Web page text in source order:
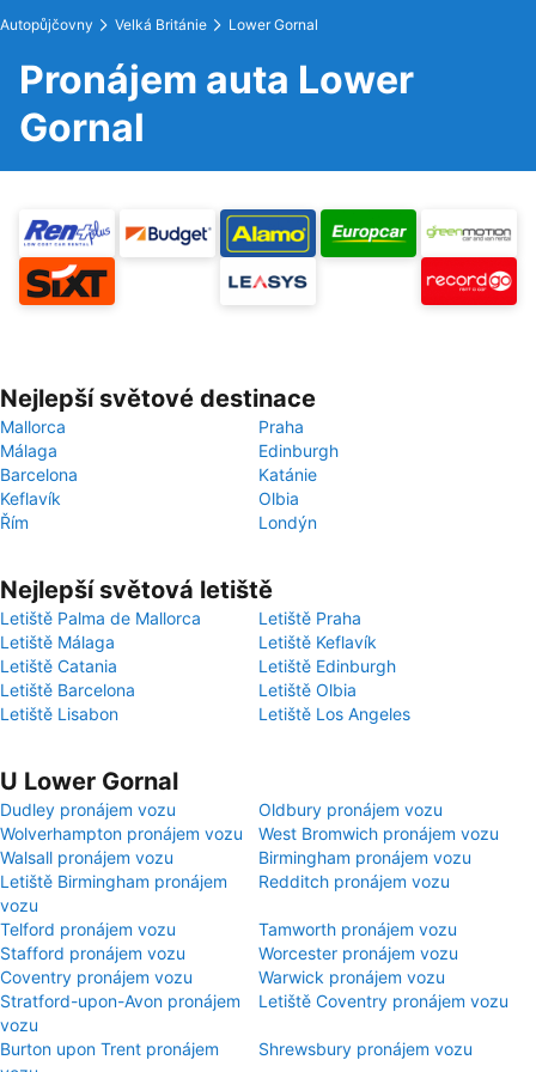
Autopůjčovny Velká Británie Lower Gornal
Pronájem auta Lower
Gornal
Nejlepší světové destinace
Mallorca
Praha
Málaga
Edinburgh
Barcelona
Katánie
Keflavík
Olbia
Řím
Londýn
Nejlepší světová letiště
Letiště Palma de Mallorca
Letiště Praha
Letiště Málaga
Letiště Keflavík
Letiště Catania
Letiště Edinburgh
Letiště Barcelona
Letiště Olbia
Letiště Lisabon
Letiště Los Angeles
U Lower Gornal
Dudley pronájem vozu
Oldbury pronájem vozu
Wolverhampton pronájem vozu
West Bromwich pronájem vozu
Walsall pronájem vozu
Birmingham pronájem vozu
Letiště Birmingham pronájem
vozu
Redditch pronájem vozu
Telford pronájem vozu
Tamworth pronájem vozu
Stafford pronájem vozu
Worcester pronájem vozu
Coventry pronájem vozu
Warwick pronájem vozu
Stratford-upon-Avon pronájem
vozu
Letiště Coventry pronájem vozu
Burton upon Trent pronájem
Shrewsbury pronájem vozu